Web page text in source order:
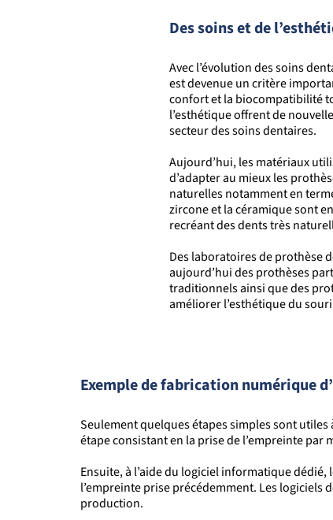
Des soins et de
Avec l’évolution des soins
estdevenueun critère
confort et la biocompatibilité
l’esthétique offrent de
secteur des soins dentaires.
Aujourd’hui, les matériaux
d’adapter au mieux les
naturelles notamment en
zircone et la céramique sont
recréant des dents très
Des laboratoires de prothèse
aujourd’hui des prothèses
traditionnels ainsi que des
améliorer l’esthétique du
Exemple de fabrication numérique
Seulement quelques étapes simples sont utiles
étape consistant en la prise de l’empreinte
Ensuite, à l’aide du logiciel informatique dédié,
l’empreinte prise précédemment. Les logiciels
production.